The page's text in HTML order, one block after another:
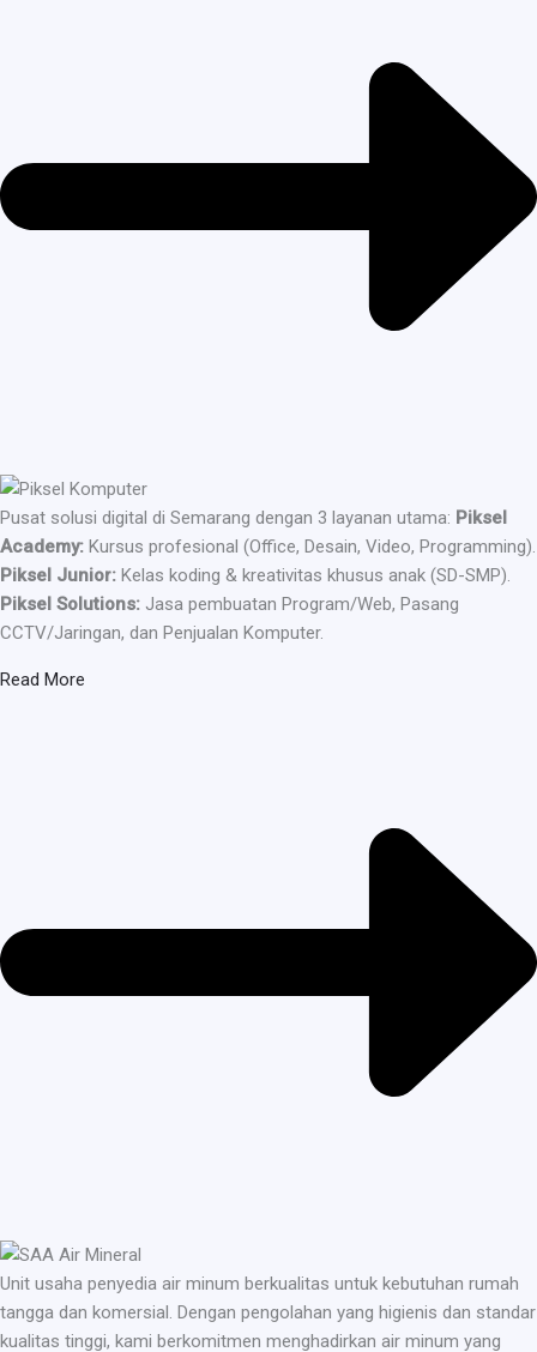
Pusat solusi digital di Semarang dengan 3 layanan utama: Piksel
Academy: Kursus profesional (Office, Desain, Video, Programming).
Piksel Junior: Kelas koding & kreativitas khusus anak (SD-SMP).
Piksel Solutions: Jasa pembuatan Program/Web, Pasang
CCTV/Jaringan, dan Penjualan Komputer.
Read More
Unit usaha penyedia air minum berkualitas untuk kebutuhan rumah
tangga dan komersial. Dengan pengolahan yang higienis dan standar
kualitas tinggi, kami berkomitmen menghadirkan air minum yang